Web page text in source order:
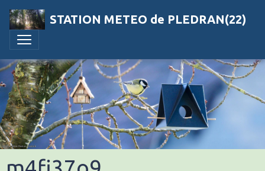
STATION METEO de PLEDRAN(22)